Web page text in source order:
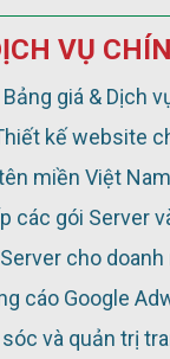
VỤ
Bảng giá & Dịch
kế website
miền Việt
các gói Server
cho doanh
cáo Google
và quản trị